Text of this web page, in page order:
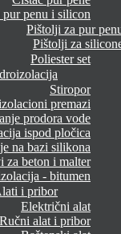
pur penu i silicon
Pištolji za pur
Pištolji za
Poliester set
Stiropor
premazi
prodora vode
ispod pločica
na bazi silikona
za beton i malter
- bitumen
i pribor
Električni alat
Ručni alat i pribor